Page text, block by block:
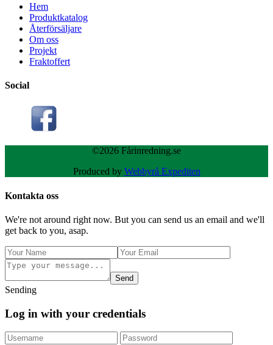
Hem
Produktkatalog
Återförsäljare
Om oss
Projekt
Fraktoffert
Social
©2026 Fårinredning.se
Produced by Webbyrå Expediten
Kontakta oss
We're not around right now. But you can send us an email and we'll
get back to you, asap.
Send
Sending
Log in with your credentials